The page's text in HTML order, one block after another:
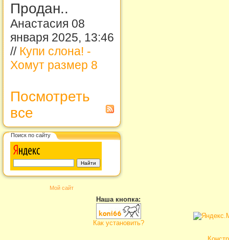
Продан..
Анастасия 08
января 2025, 13:46
// Купи слона! -
Хомут размер 8
Посмотреть
все
Поиск по сайту
Мой сайт
Наша кнопка:
Как установить?